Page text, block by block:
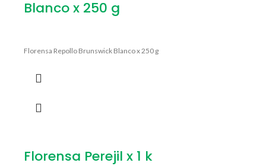
Blanco x 250 g
Florensa Repollo Brunswick Blanco x 250 g
Florensa Perejil x 1 k